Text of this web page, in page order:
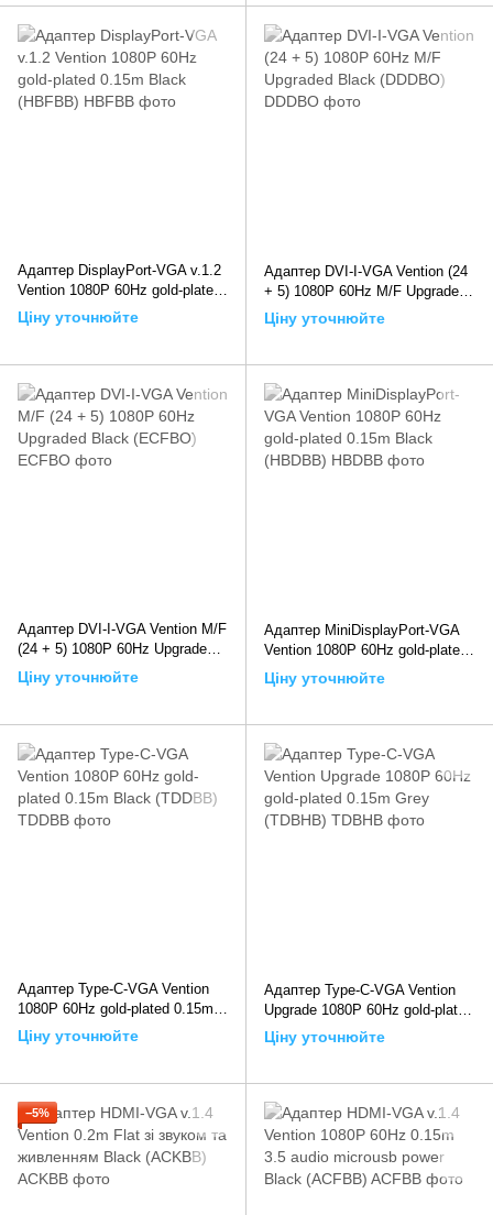
Адаптер DisplayPort-VGA v.1.2
Vention 1080P 60Hz gold-plated
0.15m Black (HBFBB), 0.15m,
Чорний
Ціну уточнюйте
Адаптер DVI-I-VGA Vention (24
+ 5) 1080P 60Hz M/F Upgraded
Black (DDDBO), Чорний
Ціну уточнюйте
Адаптер DVI-I-VGA Vention M/F
(24 + 5) 1080P 60Hz Upgraded
Black (ECFBO), Чорний
Ціну уточнюйте
Адаптер MiniDisplayPort-VGA
Vention 1080P 60Hz gold-plated
0.15m Black (HBDBB), 0.15m,
Чорний
Ціну уточнюйте
Адаптер Type-C-VGA Vention
1080P 60Hz gold-plated 0.15m
Black (TDDBB), 0.15m, Чорний
Ціну уточнюйте
Адаптер Type-C-VGA Vention
Upgrade 1080P 60Hz gold-plated
0.15m Grey (TDBHB), 0.15m,
Сірий
Ціну уточнюйте
−5%